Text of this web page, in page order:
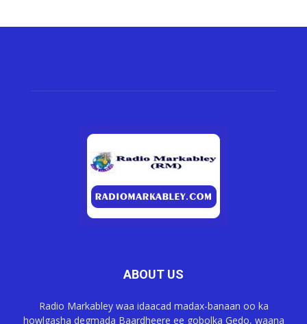
ABOUT US
Radio Markabley waa idaacad madax-banaan oo ka
howlgasha degmada Baardheere ee gobolka Gedo, waana